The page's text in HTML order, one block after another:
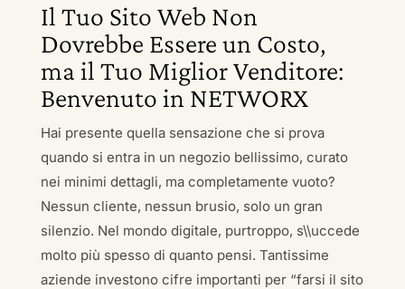
Il Tuo Sito Web Non
Dovrebbe Essere un Costo,
ma il Tuo Miglior Venditore:
Benvenuto in NETWORX
Hai presente quella sensazione che si prova
quando si entra in un negozio bellissimo, curato
nei minimi dettagli, ma completamente vuoto?
Nessun cliente, nessun brusio, solo un gran
silenzio. Nel mondo digitale, purtroppo, s\\uccede
molto più spesso di quanto pensi. Tantissime
aziende investono cifre importanti per “farsi il sito